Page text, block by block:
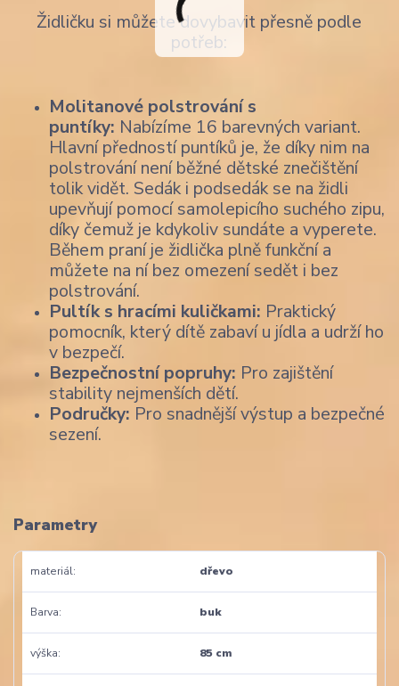
Židličku si můžete dovybavit přesně podle
potřeb:
Molitanové polstrování s
puntíky: Nabízíme 16 barevných variant.
Hlavní předností puntíků je, že díky nim na
polstrování není běžné dětské znečištění
tolik vidět. Sedák i podsedák se na židli
upevňují pomocí samolepicího suchého zipu,
díky čemuž je kdykoliv sundáte a vyperete.
Během praní je židlička plně funkční a
můžete na ní bez omezení sedět i bez
polstrování.
Pultík s hracími kuličkami: Praktický
pomocník, který dítě zabaví u jídla a udrží ho
v bezpečí.
Bezpečnostní popruhy: Pro zajištění
stability nejmenších dětí.
Područky: Pro snadnější výstup a bezpečné
sezení.
Parametry
materiál dřevo
Barva buk
výška 85 cm